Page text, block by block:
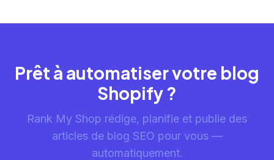
Prêt à automatiser votre blog
Shopify ?
Rank My Shop rédige, planifie et publie des
articles de blog SEO pour vous —
automatiquement.